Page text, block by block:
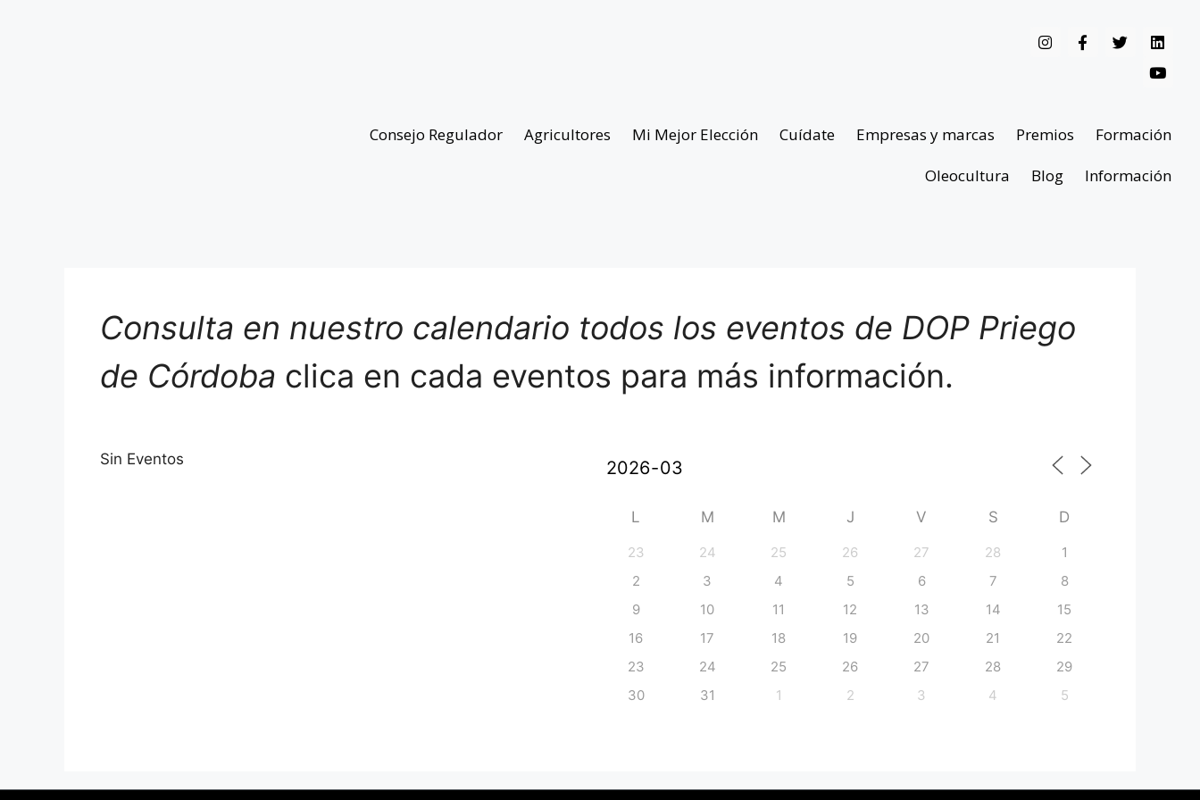
Consejo Regulador Agricultores Mi Mejor Elección Cuídate Empresas y marcas Premios
Formación
Oleocultura
Blog Información
Consulta en nuestro calendario todos los eventos de DOP Priego
de Córdoba clica en cada eventos para más información.
Sin Eventos
L M M J V S D
23 24 25 26 27 28
1
2
3 4 5 6 7
8
9
10 11 12 13 14
15
16
17 18 19 20 21
22
23
24 25 26 27 28
29
30
31 1 2 3 4 5